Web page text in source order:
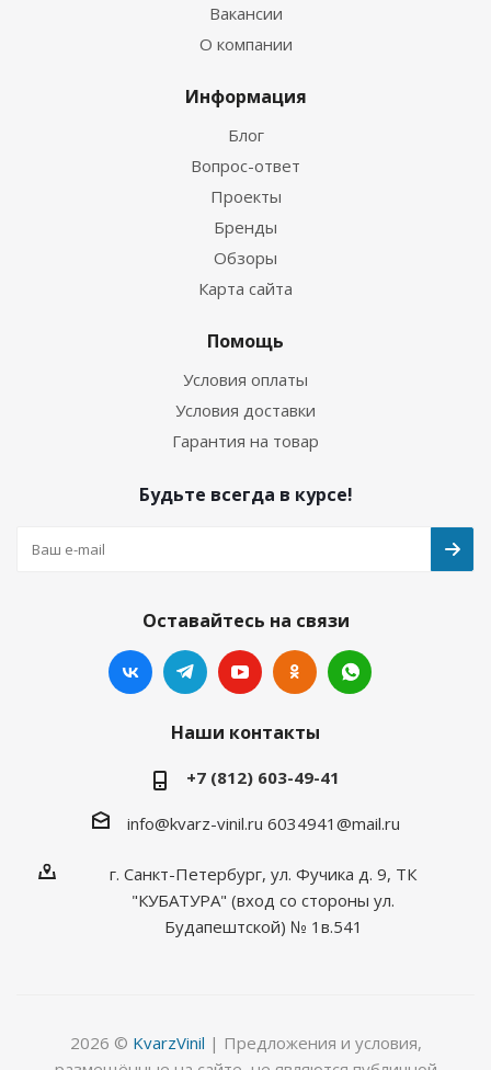
Вакансии
О компании
Информация
Блог
Вопрос-ответ
Проекты
Бренды
Обзоры
Карта сайта
Помощь
Условия оплаты
Условия доставки
Гарантия на товар
Будьте всегда в курсе!
Оставайтесь на связи
Наши контакты
+7 (812) 603-49-41
info@kvarz-vinil.ru 6034941@mail.ru
г. Санкт-Петербург, ул. Фучика д. 9, ТК
"КУБАТУРА" (вход со стороны ул.
Будапештской) № 1в.541
2026 © KvarzVinil | Предложения и условия,